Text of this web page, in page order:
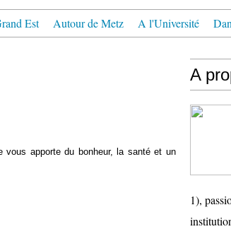
Est Autour de Metz A l'Université
apporte du bonheur, la santé et un
A
1),